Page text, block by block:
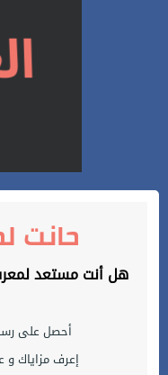
حانت
هل أنت مستعد
أحصل على
إعرف مزاياك و